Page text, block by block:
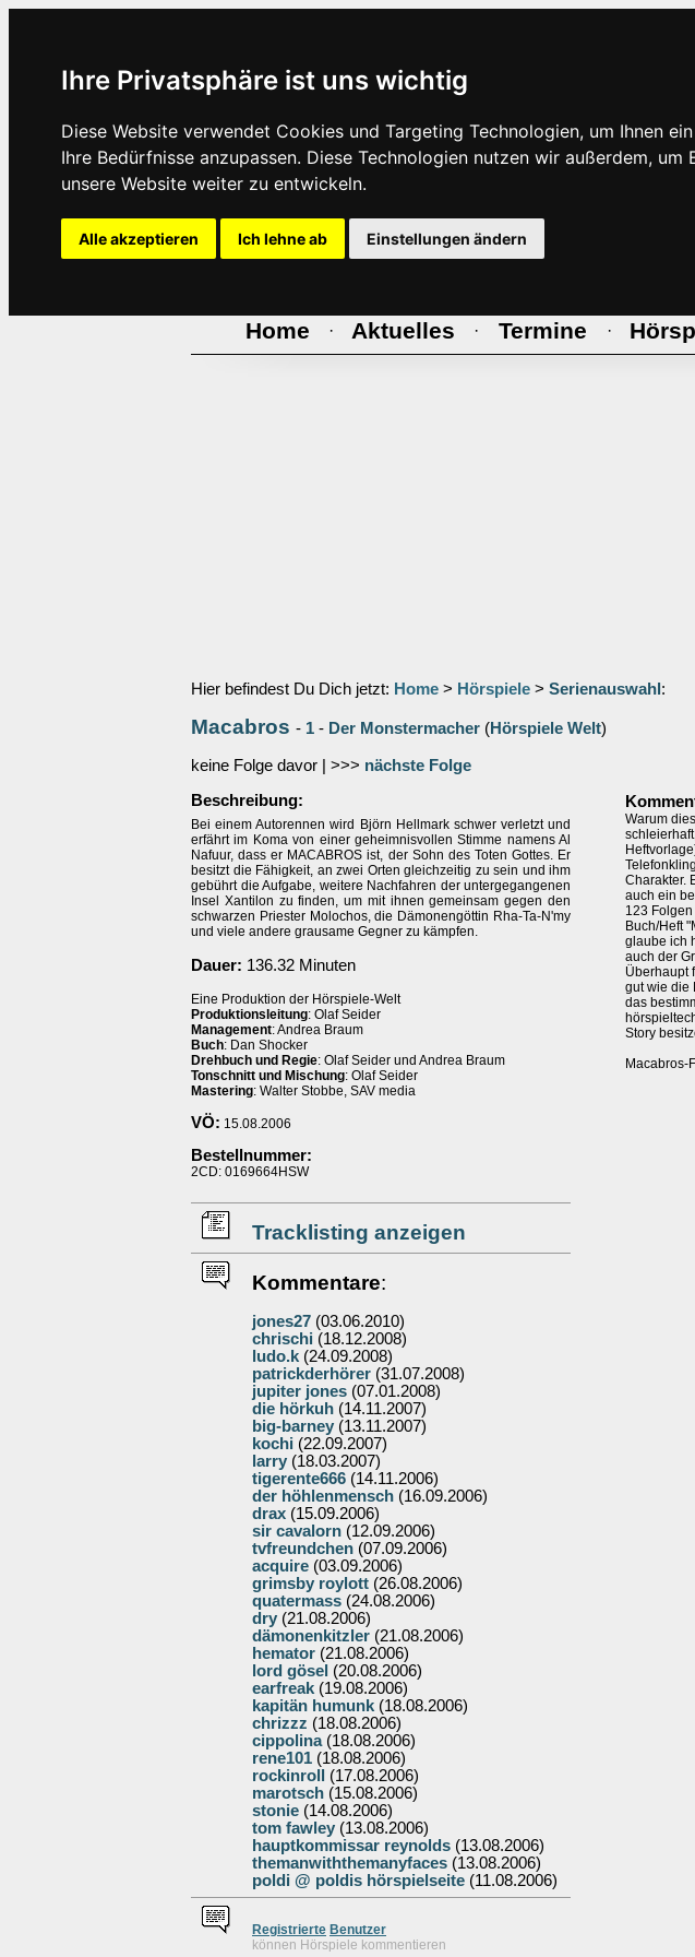
Ihre Privatsphäre ist uns wichtig
Diese Website verwendet Cookies und Targeting Technologien, um Ihnen
Ihre Bedürfnisse anzupassen. Diese Technologien nutzen wir außerdem,
unsere Website weiter zu entwickeln.
Alle akzeptieren Ich lehne ab Einstellungen ändern
Home · Aktuelles · Termine ·
Hier befindest Du Dich jetzt: Home > Hörspiele > Serienauswahl :
Macabros - 1 - Der Monstermacher (Hörspiele Welt)
keine Folge davor | >>> nächste Folge
Beschreibung:
Bei einem Autorennen wird Björn Hellmark schwer verletzt und
erfährt im Koma von einer geheimnisvollen Stimme namens Al
Nafuur, dass er MACABROS ist, der Sohn des Toten Gottes. Er
besitzt die Fähigkeit, an zwei Orten gleichzeitig zu sein und ihm
gebührt die Aufgabe, weitere Nachfahren der untergegangenen
Insel Xantilon zu finden, um mit ihnen gemeinsam gegen den
schwarzen Priester Molochos, die Dämonengöttin Rha-Ta-N'my
und viele andere grausame Gegner zu kämpfen.
Dauer: 136.32 Minuten
Eine Produktion der Hörspiele-Welt
Produktionsleitung: Olaf Seider
Management: Andrea Braum
Buch: Dan Shocker
Drehbuch und Regie: Olaf Seider und Andrea Braum
Tonschnitt und Mischung: Olaf Seider
Mastering: Walter Stobbe, SAV media
VÖ: 15.08.2006
Bestellnummer:
2CD: 0169664HSW
Tracklisting anzeigen
Kommentare:
jones27 (03.06.2010)
chrischi (18.12.2008)
ludo.k (24.09.2008)
patrickderhörer (31.07.2008)
jupiter jones (07.01.2008)
die hörkuh (14.11.2007)
big-barney (13.11.2007)
kochi (22.09.2007)
larry (18.03.2007)
tigerente666 (14.11.2006)
der höhlenmensch (16.09.2006)
drax (15.09.2006)
sir cavalorn (12.09.2006)
tvfreundchen (07.09.2006)
acquire (03.09.2006)
grimsby roylott (26.08.2006)
quatermass (24.08.2006)
dry (21.08.2006)
dämonenkitzler (21.08.2006)
hemator (21.08.2006)
lord gösel (20.08.2006)
earfreak (19.08.2006)
kapitän humunk (18.08.2006)
chrizzz (18.08.2006)
cippolina(18.08.2006)
rene101 (18.08.2006)
rockinroll
(17.08.2006)
marotsch (15.08.2006)
stonie (14.08.2006)
tom fawley (13.08.2006)
hauptkommissar reynolds (13.08.2006)
themanwiththemanyfaces (13.08.2006)
poldi @ poldis hörspielseite (11.08.2006)
Registrierte Benutzer
können Hörspiele kommentieren
Warum
Charakter.
auch ein
123
Buch/Heft
glaube ich
auch der
Überhaupt
gut wie die
das
Story
Macabros-